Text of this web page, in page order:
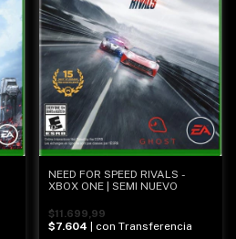
NEED FOR SPEED RIVALS -
XBOX ONE | SEMI NUEVO
$11.699,99
$7.604
| con Transferencia